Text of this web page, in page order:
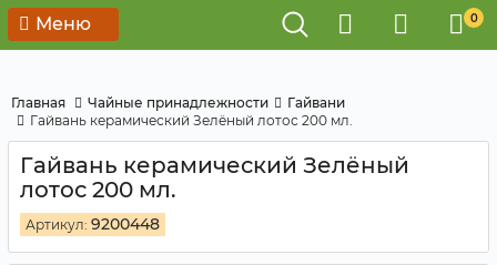
Меню 0
Главная Чайные принадлежности
Гайвани
Гайвань керамический Зелёный лотос 200 мл.
Гайвань керамический Зелёный
лотос 200 мл.
Артикул: 9200448